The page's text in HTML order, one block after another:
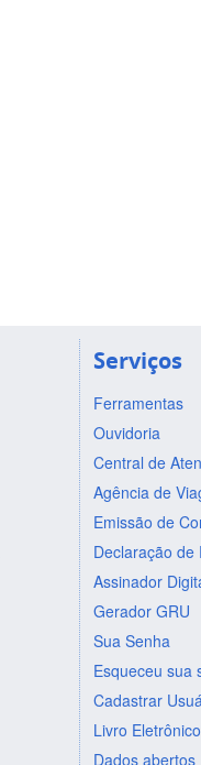
Serviços
Ferramentas
Ouvidoria
Central de
Agência de
Emissão de
Declaração de
Assinador
Gerador GRU
Sua Senha
Esqueceu sua
Cadastrar
Livro Eletrônico
Dados abertos